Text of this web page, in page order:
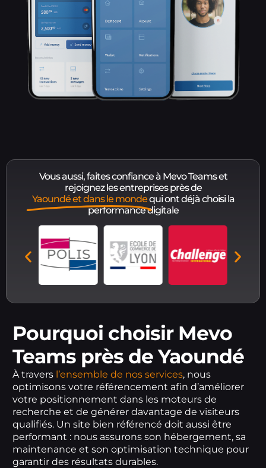
Vous aussi, faites confiance à Mevo Teams et
rejoignez les entreprises près de
Yaoundé et dans le mondequi ont déjà choisi la
performance digitale
Pourquoi choisir Mevo
Teams près de Yaoundé
À travers l’ensemble de nos services, nous
optimisons votre référencement afin d’améliorer
votre positionnement dans les moteurs de
recherche et de générer davantage de visiteurs
qualifiés. Un site bien référencé doit aussi être
performant : nous assurons son hébergement, sa
maintenance et son optimisation technique pour
garantir des résultats durables.